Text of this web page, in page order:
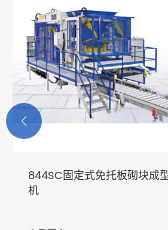
式免托板砌块成型
